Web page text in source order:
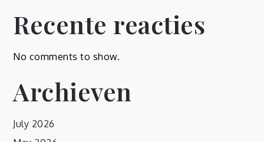
Recente reacties
No comments to show.
Archieven
July 2026